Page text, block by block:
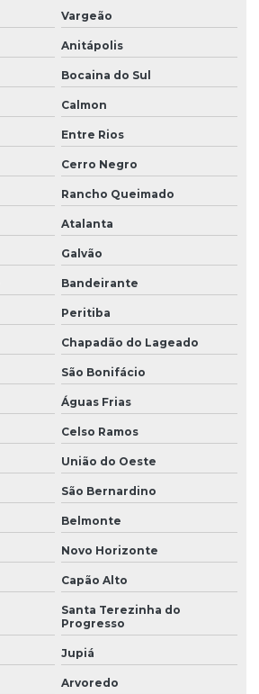
Vargeão
Anitápolis
Bocaina do Sul
Calmon
Entre Rios
Cerro Negro
Rancho Queimado
Atalanta
Galvão
Bandeirante
Peritiba
Chapadão do Lageado
São Bonifácio
Águas Frias
Celso Ramos
União do Oeste
São Bernardino
Belmonte
Novo Horizonte
Capão Alto
Santa Terezinha do
Progresso
Jupiá
Arvoredo